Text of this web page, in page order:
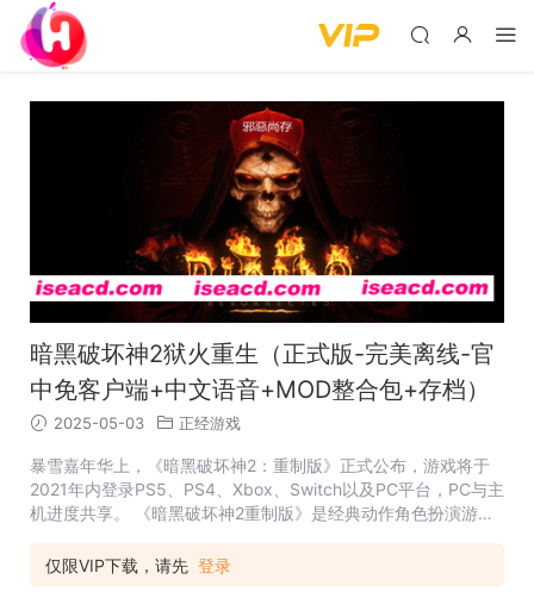
暗黑破坏神2狱火重生（正式版-完美离线-官
中免客户端+中文语音+MOD整合包+存档）
2025-05-03 正经游戏
暴雪嘉年华上，《暗黑破坏神2：重制版》正式公布，游戏将于
2021年内登录PS5、PS4、Xbox、Switch以及PC平台，PC与主
机进度共享。 《暗黑破坏神2重制版》是经典动作角色扮演游戏
其史诗级资料片《暗黑破坏神II：毁灭之王》的游戏內容。追杀
仅限VIP下载，请先 登录